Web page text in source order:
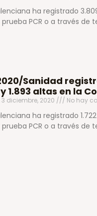
ha registrado
PCR o a través de
Sanidad
1.893 altas en la
3 diciembre, 2020 No hay
ha registrado
PCR o a través de